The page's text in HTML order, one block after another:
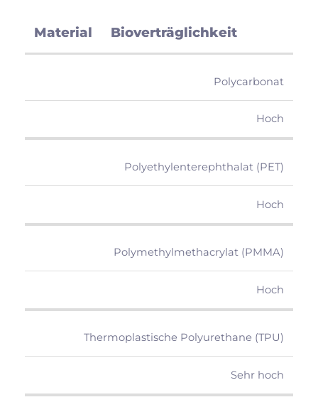
Material Bioverträglichkeit
Polycarbonat
Hoch
Polyethylenterephthalat (PET)
Hoch
Polymethylmethacrylat (PMMA)
Hoch
Thermoplastische Polyurethane (TPU)
Sehr hoch